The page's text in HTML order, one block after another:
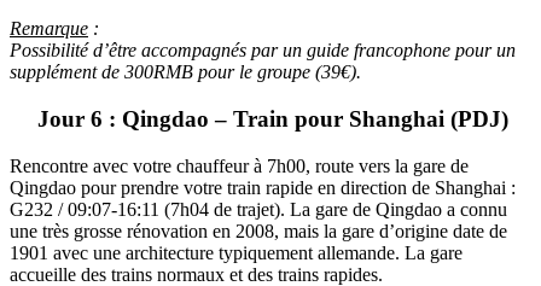
Remarque :
Possibilité d’être accompagnés par un guide francophone pour un
supplément de 300RMB pour le groupe (39€).
Jour 6 : Qingdao – Train pour Shanghai (PDJ)
Rencontre avec votre chauffeur à 7h00, route vers la gare de
Qingdao pour prendre votre train rapide en direction de Shanghai :
G232 / 09:07-16:11 (7h04 de trajet). La gare de Qingdao a connu
une très grosse rénovation en 2008, mais la gare d’origine date de
1901 avec une architecture typiquement allemande. La gare
accueille des trains normaux et des trains rapides.